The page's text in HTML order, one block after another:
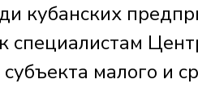
кубанских
специалистам
малого и